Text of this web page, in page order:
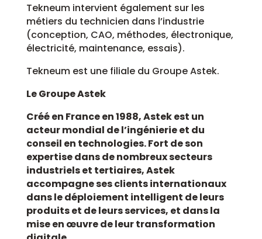
Tekneum intervient également sur les
métiers du technicien dans l’industrie
(conception, CAO, méthodes, électronique,
électricité, maintenance, essais).
Tekneum est une filiale du Groupe Astek.
Le Groupe Astek
Créé en France en 1988, Astek est un
acteur mondial de l’ingénierie et du
conseil en technologies. Fort de son
expertise dans de nombreux secteurs
industriels et tertiaires, Astek
accompagne ses clients internationaux
dans le déploiement intelligent de leurs
produits et de leurs services, et dans la
mise en œuvre de leur transformation